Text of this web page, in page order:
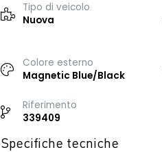
Tipo di veicolo
Nuova
Colore esterno
Magnetic Blue/Black
Riferimento
339409
Specifiche tecniche